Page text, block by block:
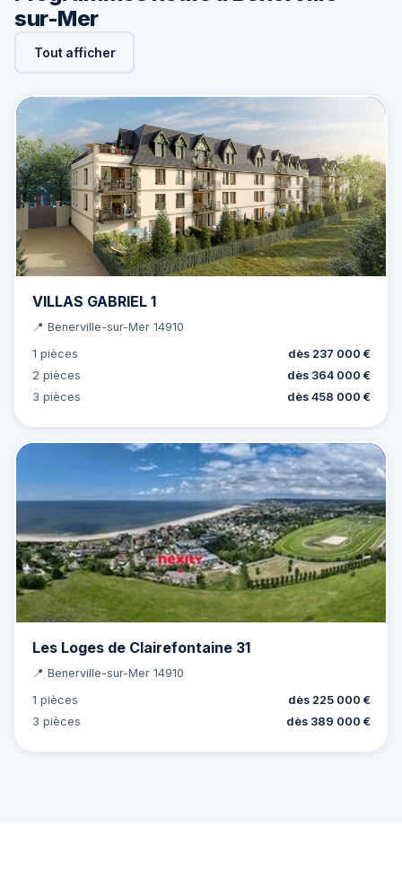
sur-Mer
Tout afficher
VILLAS GABRIEL 1
📍 Benerville-sur-Mer 14910
1 pièces
dès 237 000 €
2 pièces
dès 364 000 €
3 pièces
dès 458 000 €
Les Loges de Clairefontaine 31
📍 Benerville-sur-Mer 14910
1 pièces
dès 225 000 €
3 pièces
dès 389 000 €